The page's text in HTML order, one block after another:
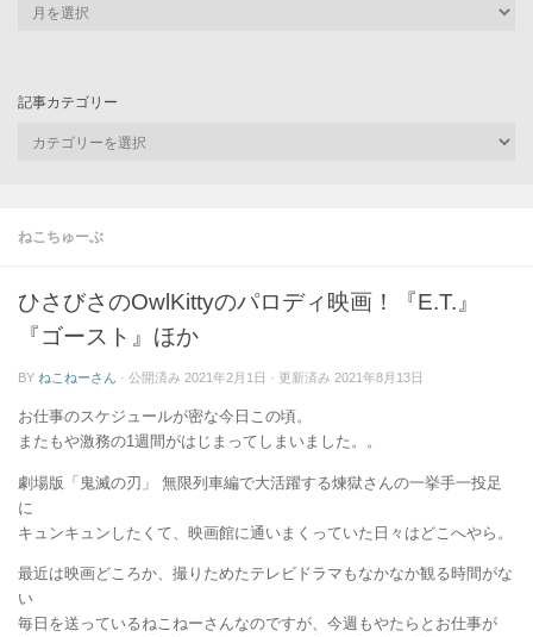
ねこちゅーぶ
ひさびさのOwlKittyのパロディ映画！『E.T.』
『ゴースト』ほか
BY ねこねーさん · 公開済み 2021年2月1日 · 更新済み 2021年8月13日
お仕事のスケジュールが密な今日この頃。
またもや激務の1週間がはじまってしまいました。。
劇場版「鬼滅の刃」 無限列車編で大活躍する煉獄さんの一挙手一投足
に
キュンキュンしたくて、映画館に通いまくっていた日々はどこへやら。
最近は映画どころか、撮りためたテレビドラマもなかなか観る時間がな
い
毎日を送っているねこねーさんなのですが、今週もやたらとお仕事が
記事カテゴリー
ゴ